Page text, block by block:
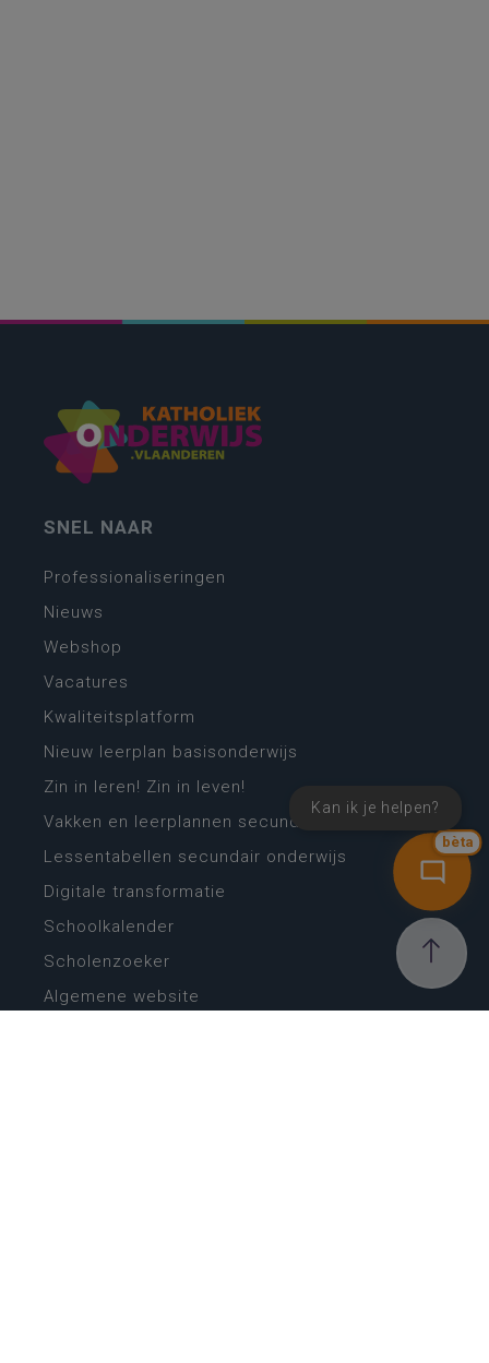
bèta
Kan ik je helpen?
SNEL NAAR
Professionaliseringen
Nieuws
Webshop
Vacatures
Kwaliteitsplatform
Nieuw leerplan basisonderwijs
Zin in leren! Zin in leven!
Vakken en leerplannen secundair onderwijs
Lessentabellen secundair onderwijs
Digitale transformatie
Schoolkalender
Scholenzoeker
Algemene website